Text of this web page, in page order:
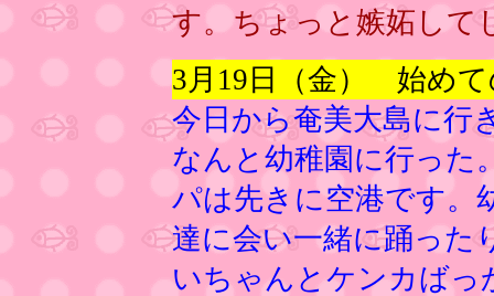
す。ちょっと嫉妬して
3月19日（金） 始めて
今日から奄美大島に行
なんと幼稚園に行った
パは先きに空港です。
達に会い一緒に踊った
いちゃんとケンカばっ